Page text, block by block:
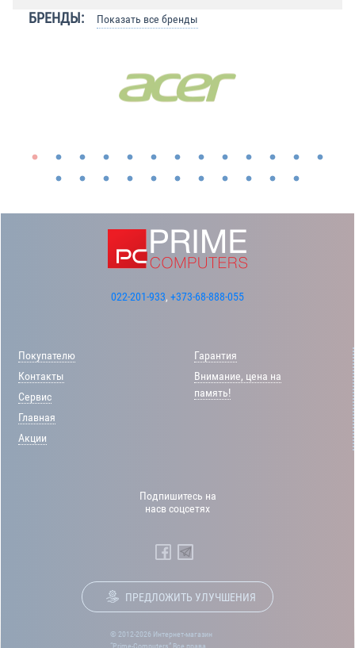
БРЕНДЫ: Показать все бренды
022-201-933, +373-68-888-055
Покупателю
Контакты
Сервис
Главная
Акции
Гарантия
Внимание, цена на
память!
Подпишитесь на
насв соцсетях
ПРЕДЛОЖИТЬ УЛУЧШЕНИЯ
© 2012-2026 Интернет-магазин
“Prime-Computers” Все права